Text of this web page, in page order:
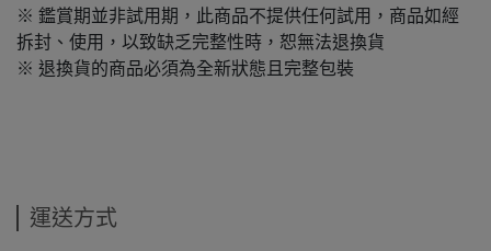
※ 鑑賞期並非試用期，此商品不提供任何試用，商品如經
拆封、使用，以致缺乏完整性時，恕無法退換貨
※ 退換貨的商品必須為全新狀態且完整包裝
運送方式